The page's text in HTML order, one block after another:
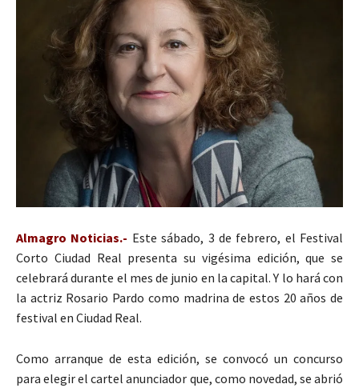
Almagro Noticias.- Este sábado, 3 de febrero, el Festival
Corto Ciudad Real presenta su vigésima edición, que se
celebrará durante el mes de junio en la capital. Y lo hará con
la actriz Rosario Pardo como madrina de estos 20 años de
festival en Ciudad Real.
Como arranque de esta edición, se convocó un concurso
para elegir el cartel anunciador que, como novedad, se abrió